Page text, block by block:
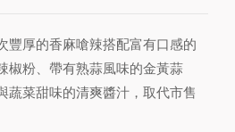
豐厚的香麻嗆辣搭配富有口感的
椒粉、帶有熟蒜風味的金黃蒜
蔬菜甜味的清爽醬汁，取代市售
分鐘